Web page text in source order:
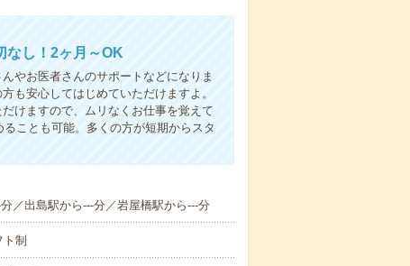
なし！2ヶ月～OK
やお医者さんのサポートなどになりま
も安心してはじめていただけますよ。
けますので、ムリなくお仕事を覚えて
ことも可能。多くの方が短期からスタ
／出島駅から---分／岩屋橋駅から---分
制